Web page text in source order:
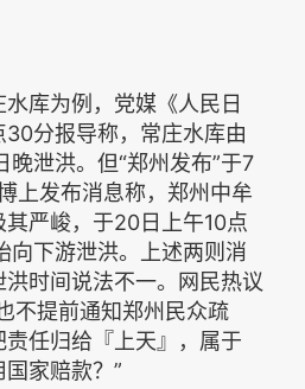
库为例，党媒《人民日
分报导称，常庄水库由
泄洪。但“郑州发布”于7
上发布消息称，郑州中牟
严峻，于20日上午10点
向下游泄洪。上述两则消
时间说法不一。网民热议
不提前通知郑州民众疏
任归给『上天』，属于
国家赔款？”